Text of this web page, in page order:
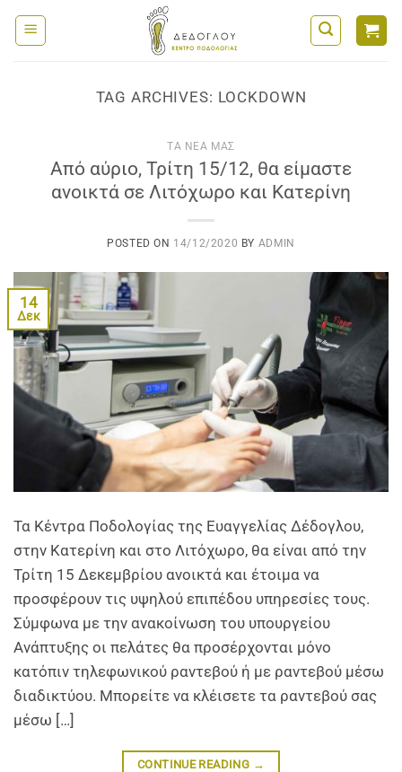
Μετάβαση
στο
TAG ARCHIVES: LOCKDOWN
ΤΑ ΝΈΑ ΜΑΣ
Από αύριο, Τρίτη 15/12, θα είμαστε
ανοικτά σε Λιτόχωρο και Κατερίνη
POSTED ON 14/12/2020 BY ADMIN
14
Δεκ
Τα Κέντρα Ποδολογίας της Ευαγγελίας Δέδογλου,
στην Κατερίνη και στο Λιτόχωρο, θα είναι από την
Τρίτη 15 Δεκεμβρίου ανοικτά και έτοιμα να
προσφέρουν τις υψηλού επιπέδου υπηρεσίες τους.
Σύμφωνα με την ανακοίνωση του υπουργείου
Ανάπτυξης οι πελάτες θα προσέρχονται μόνο
κατόπιν τηλεφωνικού ραντεβού ή με ραντεβού μέσω
διαδικτύου. Μπορείτε να κλέισετε τα ραντεβού σας
μέσω […]
CONTINUE READING →